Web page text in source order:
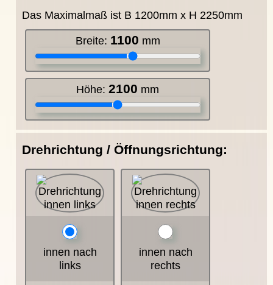
Das Maximalmaß ist B 1200mm x H 2250mm
Breite: 1100 mm
Höhe:2100 mm
Drehrichtung / Öffnungsrichtung:
innen nach
links
innen nach
rechts